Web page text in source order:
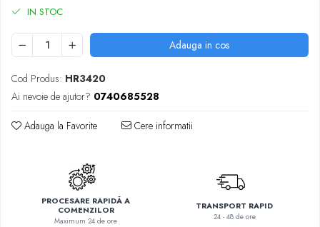
IN STOC
Adauga in cos
Cod Produs: HR3420
Ai nevoie de ajutor? 0740685528
Adauga la Favorite Cere informatii
PROCESARE RAPIDĂ A
COMENZILOR
Maximum 24 de ore
TRANSPORT RAPID
24 - 48 de ore